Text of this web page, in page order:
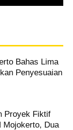
Bahas Lima
Penyesuaian
Proyek Fiktif
Mojokerto, Dua